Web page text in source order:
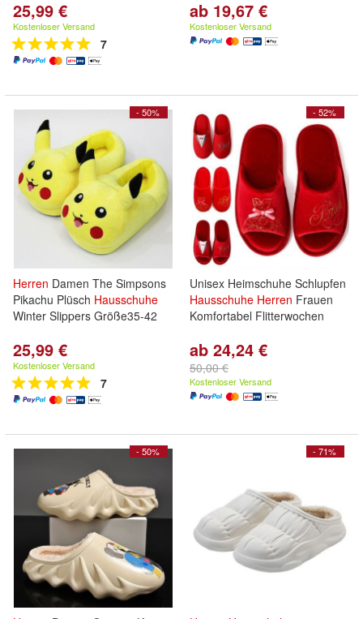
25,99 €
Kostenloser Versand
7
ab 19,67 €
Kostenloser Versand
- 50%
Herren Damen The Simpsons
Pikachu Plüsch Hausschuhe
Winter Slippers Größe35-42
25,99 €
Kostenloser Versand
7
- 52%
Unisex Heimschuhe Schlupfen
Hausschuhe Herren Frauen
Komfortabel Flitterwochen
ab 24,24 €
50,00 €
Kostenloser Versand
- 50% - 71%